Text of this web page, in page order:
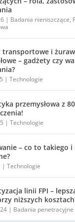
| Badania nieniszczące,
transportowe i
– gadżety czy
|Technologie
przemysłowa z
|Technologie
– co to takiego i
|Technologie
linii FPI –
niższych
| Badania penetracyjne